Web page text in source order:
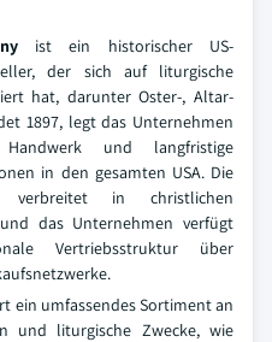
ist ein historischer US-
der sich auf liturgische
hat, darunter Oster-, Altar-
1897, legt das Unternehmen
und langfristige
in den gesamten USA. Die
in christlichen
das Unternehmen verfügt
Vertriebsstruktur über
ein umfassendes Sortiment an
und liturgische Zwecke, wie